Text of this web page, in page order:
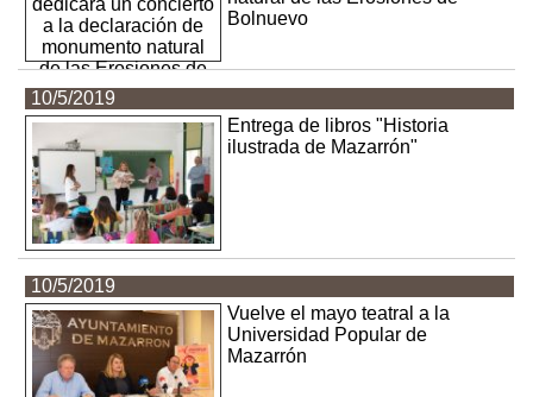
Bolnuevo
10/5/2019
Entrega de libros "Historia
ilustrada de Mazarrón"
10/5/2019
Vuelve el mayo teatral a la
Universidad Popular de
Mazarrón